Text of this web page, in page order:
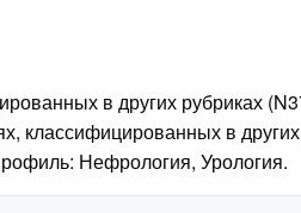
в других рубриках
классифицированных в
Нефрология, Урология.